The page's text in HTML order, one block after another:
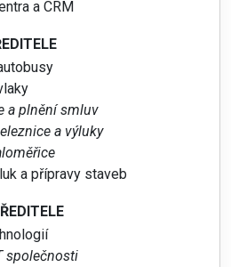
a CRM
a plnění smluv
a výluky
a přípravy staveb
společnosti